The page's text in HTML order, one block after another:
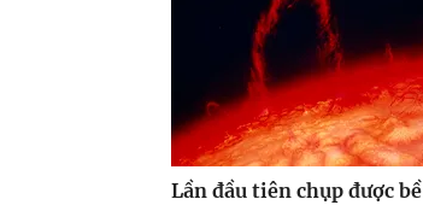
Lần đầu tiên chụp được bề